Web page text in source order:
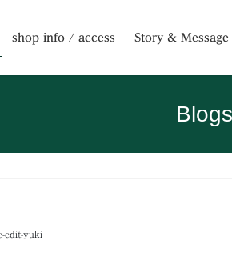
shop info / access Story & Message
Blogs
edit-yuki